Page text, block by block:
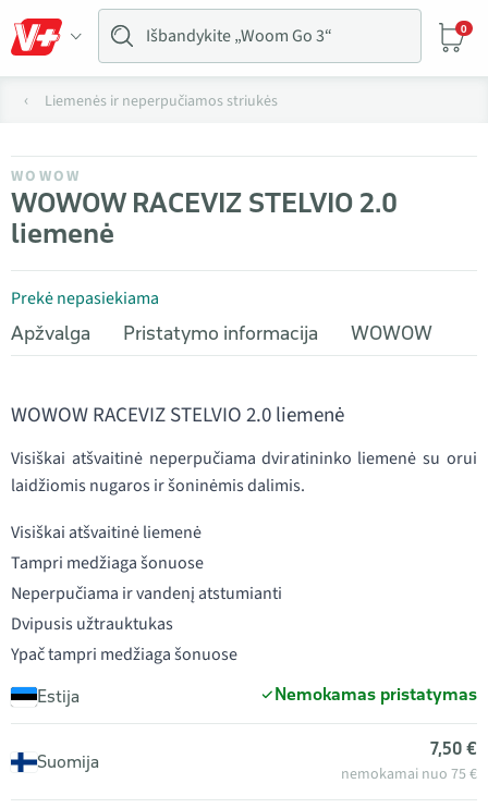
0
Liemenės ir neperpučiamos striukės
WOWOW
WOWOW RACEVIZ STELVIO 2.0
liemenė
Prekė nepasiekiama
Apžvalga
Pristatymo informacija WOWOW
WOWOW RACEVIZ STELVIO 2.0 liemenė
Visiškai atšvaitinė neperpučiama dviratininko liemenė su orui
laidžiomis nugaros ir šoninėmis dalimis.
Visiškai atšvaitinė liemenė
Tampri medžiaga šonuose
Neperpučiama ir vandenį atstumianti
Dvipusis užtrauktukas
Ypač tampri medžiaga šonuose
Estija Nemokamas pristatymas
Suomija
7,50 €
nemokamai nuo 75 €